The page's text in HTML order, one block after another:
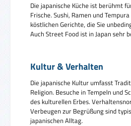
Die japanische Küche ist berühmt
Frische. Sushi, Ramen und
köstlichen Gerichte, die Sie
Auch Street Food ist in Japan sehr
Kultur & Verhalten
Die japanische Kultur umfasst
Religion. Besuche in Tempeln und
des kulturellen Erbes.
Verbeugen zur Begrüßung sind
japanischen Alltag.